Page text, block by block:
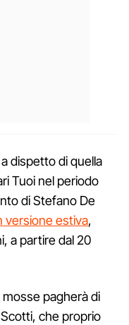
dispetto di quella
Tuoi nel periodo
di Stefano De
versione estiva,
a partire dal 20
pagherà di
che proprio